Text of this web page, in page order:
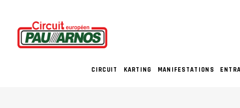
CIRCUIT KARTING MANIFESTATIONS